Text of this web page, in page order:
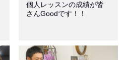
個人レッスンの成績が皆
さんGoodです！！